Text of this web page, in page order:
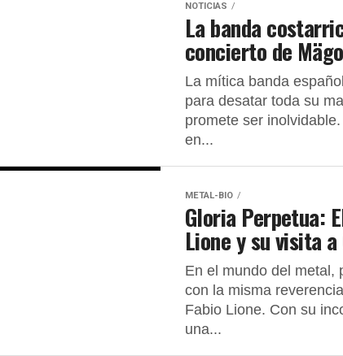
NOTICIAS
La banda
concierto de
La mítica banda
para desatar toda su
promete ser
en...
METAL-BIO
Gloria Perpetua:
Lione y su visita
En el mundo del metal,
con la misma
Fabio Lione. Con su
una...